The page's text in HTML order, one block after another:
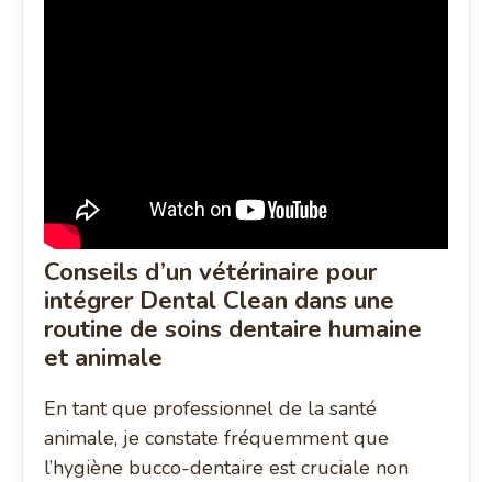
Conseils d’un vétérinaire pour
intégrer Dental Clean dans une
routine de soins dentaire humaine
et animale
En tant que professionnel de la santé
animale, je constate fréquemment que
l’hygiène bucco-dentaire est cruciale non